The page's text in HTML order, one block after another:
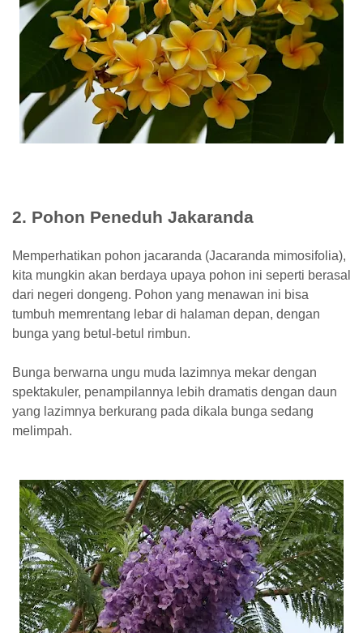
2. Pohon Peneduh Jakaranda
Memperhatikan pohon jacaranda (Jacaranda mimosifolia),
kita mungkin akan berdaya upaya pohon ini seperti berasal
dari negeri dongeng. Pohon yang menawan ini bisa
tumbuh memrentang lebar di halaman depan, dengan
bunga yang betul-betul rimbun.
Bunga berwarna ungu muda lazimnya mekar dengan
spektakuler, penampilannya lebih dramatis dengan daun
yang lazimnya berkurang pada dikala bunga sedang
melimpah.